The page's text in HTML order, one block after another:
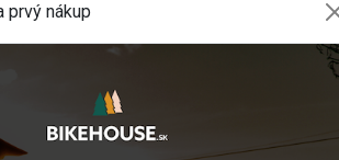
CHROMAG LIMBER
prvý nákup